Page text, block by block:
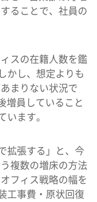
ることで、社員の
スの在籍人数を鑑
かし、想定よりも
まりない状況で
増員していること
います。
拡張する」と、今
複数の増床の方法
フィス戦略の幅を
工事費・原状回復